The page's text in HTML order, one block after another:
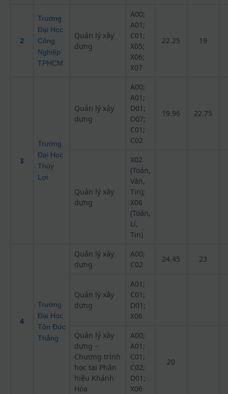
2
Trường
Đại Học
Công
Nghiệp
TPHCM
Quản lý xây
dựng
A00;
A01;
C01;
X05;
X06;
X07
22.25 19
3
Trường
Đại Học
Thủy
Lợi
Quản lý xây
dựng
A00;
A01;
D01;
D07;
C01;
C02
19.96 22.75
Quản lý xây
dựng
X02
(Toán,
Văn,
Tin);
X06
(Toán,
Lí,
Tin)
4
Trường
Đại Học
Tôn Đức
Thắng
Quản lý xây
dựng
A00;
C02
24.45 23
Quản lý xây
dựng
A01;
C01;
D01;
X06
Quản lý xây
dựng –
Chương trình
học tại Phân
hiệu Khánh
Hòa
A00;
A01;
C01;
C02;
D01;
X06
20